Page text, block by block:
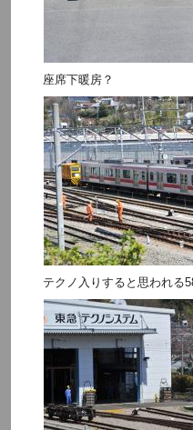
座席下暖房？
テクノ入りすると思われる